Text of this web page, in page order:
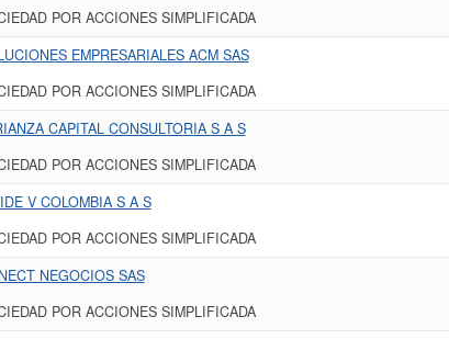
POR ACCIONES SIMPLIFICADA
EMPRESARIALES ACM SAS
POR ACCIONES SIMPLIFICADA
CAPITAL CONSULTORIA S A S
POR ACCIONES SIMPLIFICADA
V COLOMBIA S A S
POR ACCIONES SIMPLIFICADA
NEGOCIOS SAS
POR ACCIONES SIMPLIFICADA